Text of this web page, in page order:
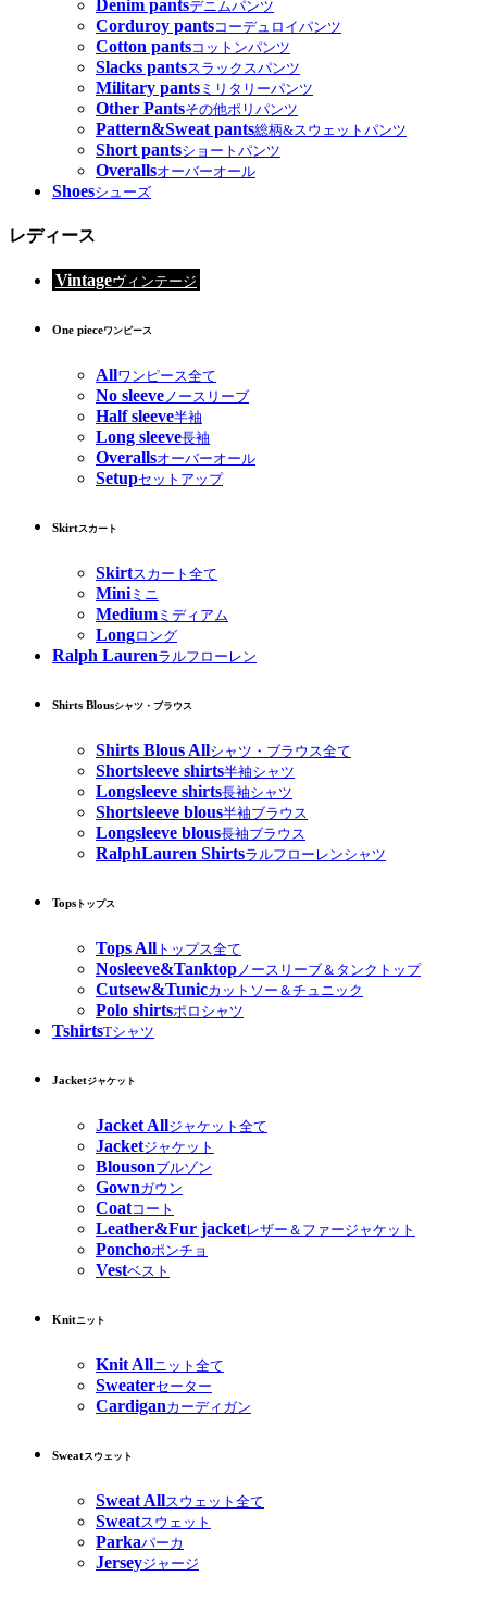
Denim pantsデニムパンツ
Corduroy pantsコーデュロイパンツ
Cotton pantsコットンパンツ
Slacks pantsスラックスパンツ
Military pants ミリタリーパンツ
Other Pantsその他ポリパンツ
Pattern&Sweat pants総柄&スウェットパンツ
Short pantsショートパンツ
Overallsオーバーオール
Shoesシューズ
レディース
Vintageヴィンテージ
One pieceワンピース
Allワンピース全て
No sleeveノースリーブ
Half sleeve半袖
Long sleeve長袖
Overallsオーバーオール
Setupセットアップ
Skirtスカート
Skirtスカート全て
Miniミニ
Medium ミディアム
Longロング
Ralph Laurenラルフローレン
Shirts Blousシャツ・ブラウス
Shirts Blous Allシャツ・ブラウス全て
Shortsleeve shirts半袖シャツ
Longsleeve shirts長袖シャツ
Shortsleeve blous半袖ブラウス
Longsleeve blous長袖ブラウス
RalphLauren Shirtsラルフローレンシャツ
Tops トップス
Tops All トップス全て
Nosleeve&Tanktop ノースリーブ＆タンクトップ
Cutsew&Tunicカットソー＆チュニック
Polo shirtsポロシャツ
TshirtsTシャツ
Jacketジャケット
Jacket Allジャケット全て
Jacketジャケット
Blousonブルゾン
Gownガウン
Coatコート
Leather&Fur jacketレザー＆ファージャケット
Ponchoポンチョ
Vestベスト
Knitニット
Knit Allニット全て
Sweaterセーター
Cardiganカーディガン
Sweatスウェット
Sweat Allスウェット全て
Sweatスウェット
Parkaパーカ
Jerseyジャージ